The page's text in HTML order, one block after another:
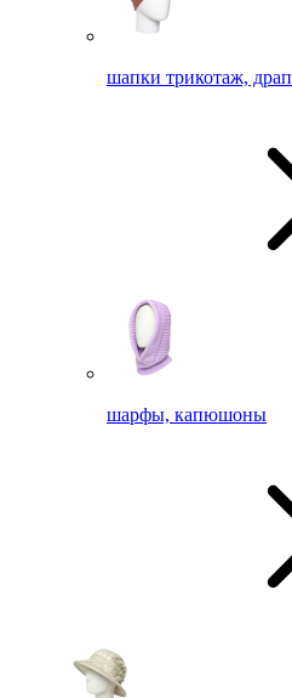
шапки трикотаж, драп
шарфы, капюшоны